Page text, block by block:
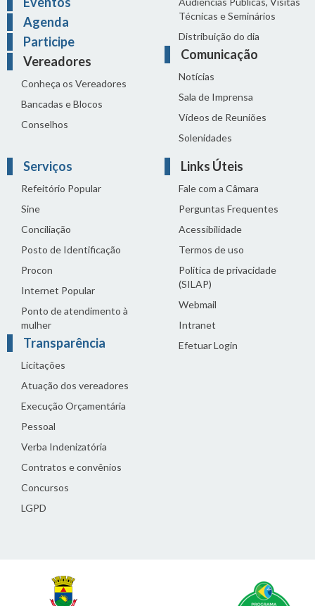
Agenda
Participe
Vereadores
Conheça os Vereadores
Bancadas e Blocos
Conselhos
Técnicas e Seminários
Distribuição do dia
Comunicação
Notícias
Sala de Imprensa
Vídeos de Reuniões
Solenidades
Serviços
Refeitório Popular
Sine
Conciliação
Posto de Identificação
Procon
Internet Popular
Ponto de atendimento à
mulher
Transparência
Licitações
Atuação dos vereadores
Execução Orçamentária
Pessoal
Verba Indenizatória
Contratos e convênios
Concursos
LGPD
Links Úteis
Fale com a Câmara
Perguntas Frequentes
Acessibilidade
Termos de uso
Política de privacidade
(SILAP)
Webmail
Intranet
Efetuar Login